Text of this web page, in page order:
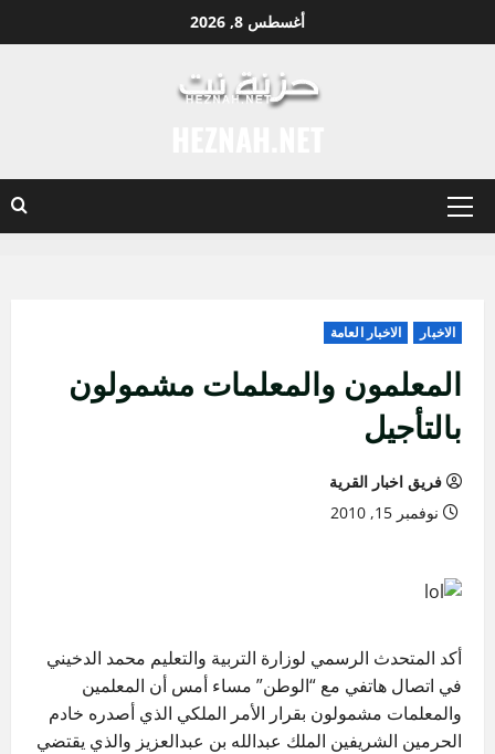
إلى
أغسطس 8, 2026
القائمة
الاخبار الاخبار العامة
المعلمون والمعلمات مشمولون
بالتأجيل
فريق اخبار القرية
نوفمبر 15, 2010
أكد المتحدث الرسمي لوزارة التربية والتعليم محمد الدخيني
في اتصال هاتفي مع “الوطن” مساء أمس أن المعلمين
والمعلمات مشمولون بقرار الأمر الملكي الذي أصدره خادم
الحرمين الشريفين الملك عبدالله بن عبدالعزيز والذي يقتضي